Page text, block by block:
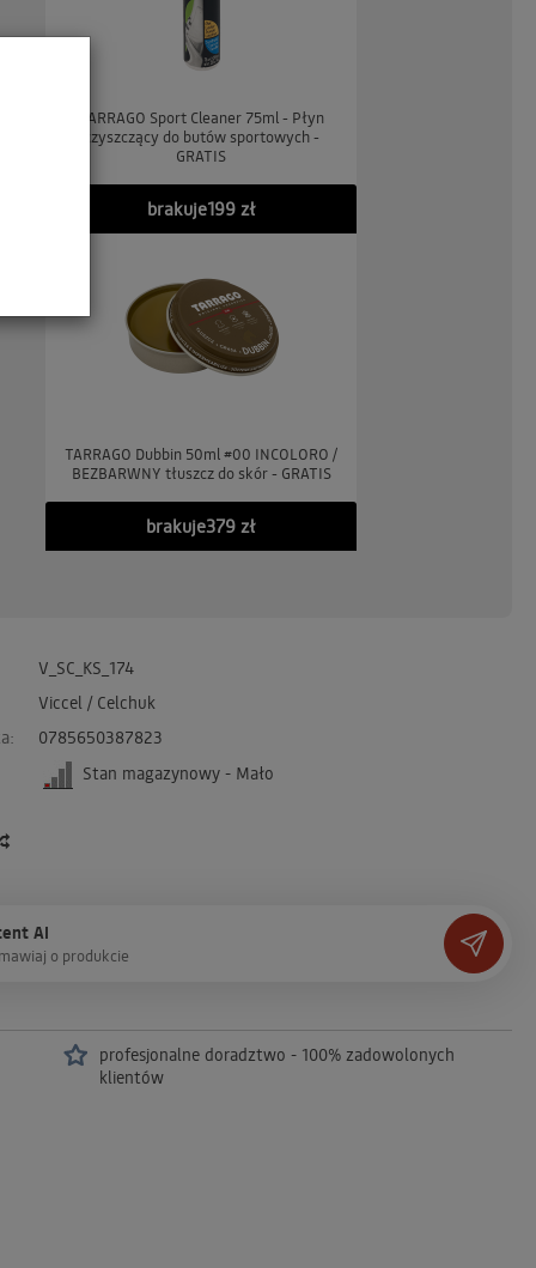
TARRAGO Sport Cleaner 75ml - Płyn
czyszczący do butów sportowych -
GRATIS
brakuje199 zł
TARRAGO Dubbin 50ml #00 INCOLORO /
BEZBARWNY tłuszcz do skór - GRATIS
brakuje379 zł
V_SC_KS_174
Viccel / Celchuk
0785650387823
Stan magazynowy - Mało
AI
mawiaj o produkcie
profesjonalne doradztwo - 100% zadowolonych
klientów